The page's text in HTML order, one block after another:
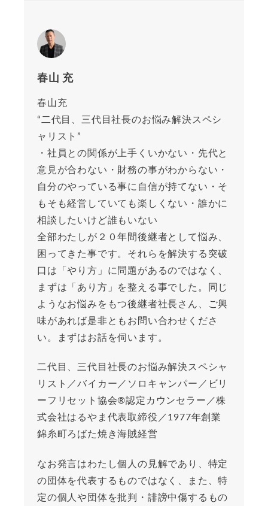
春山 充
春山充
“二代目、三代目社長のお悩み解決スペシ
ャリスト”
・社員との関係が上手くいかない・先代と
意見が合わない・財務の事がわからない・
自分のやっている事に自信が持てない・そ
もそも経営していても楽しくない・誰かに
相談したいけど誰もいない
全部わたしが２０年間後継者として悩み、
困ってきた事です。それらを解決する突破
口は「やり方」に問題があるのではなく、
まずは「あり方」を整える事でした。同じ
ようなお悩みをもつ後継者社長さん、ご興
味があれば是非ともお問い合わせくださ
い。まずはお話を伺います。
二代目、三代目社長のお悩み解決スペシャ
リスト／バイカー／ソロキャンパー／ビリ
ーフリセット協会®︎認定カウンセラー／株
式会社はるやま代表取締役／1977年創業
錦糸町ろばた焼き海賊経営
なお発言はわたし個人の見解であり、特定
の団体を代表するものではなく、また、特
定の個人や団体を批判・誹謗中傷するもの